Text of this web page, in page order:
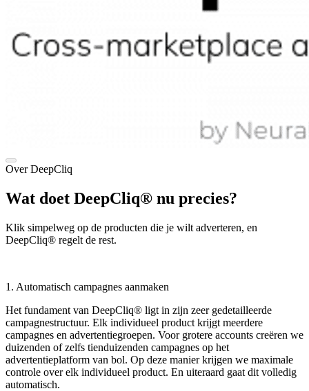
Over DeepCliq
Wat doet DeepCliq® nu precies?
Klik simpelweg op de producten die je wilt adverteren, en
DeepCliq® regelt de rest.
1. Automatisch campagnes aanmaken
Het fundament van DeepCliq® ligt in zijn zeer gedetailleerde
campagnestructuur. Elk individueel product krijgt meerdere
campagnes en advertentiegroepen. Voor grotere accounts creëren we
duizenden of zelfs tienduizenden campagnes op het
advertentieplatform van bol. Op deze manier krijgen we maximale
controle over elk individueel product. En uiteraard gaat dit volledig
automatisch.